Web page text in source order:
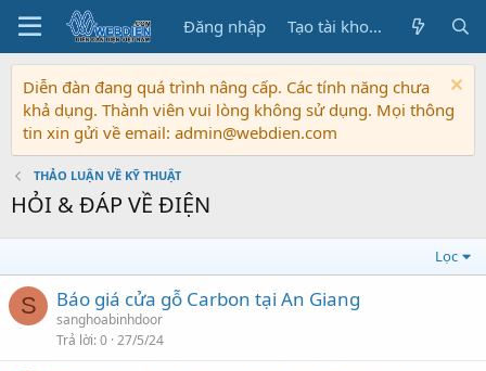
Đăng nhập Tạo tài khoản
Diễn đàn đang quá trình nâng cấp. Các tính năng chưa
khả dụng. Thành viên vui lòng không sử dụng. Mọi thông
tin xin gửi về email: admin@webdien.com
THẢO LUẬN VỀ KỸ THUẬT
HỎI & ĐÁP VỀ ĐIỆN
Lọc
S Báo giá cửa gỗ Carbon tại An Giang
sanghoabinhdoor
Trả lời 0 27/5/24